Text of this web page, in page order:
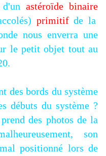
astéroïde binaire
primitif de la
nous enverra une
le petit objet tout au
bords du système
débuts du système ?
des photos de la
son
positionné lors de